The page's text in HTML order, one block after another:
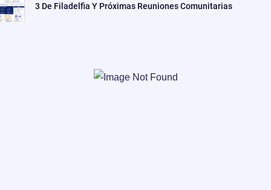
3 De Filadelfia Y Próximas Reuniones Comunitarias